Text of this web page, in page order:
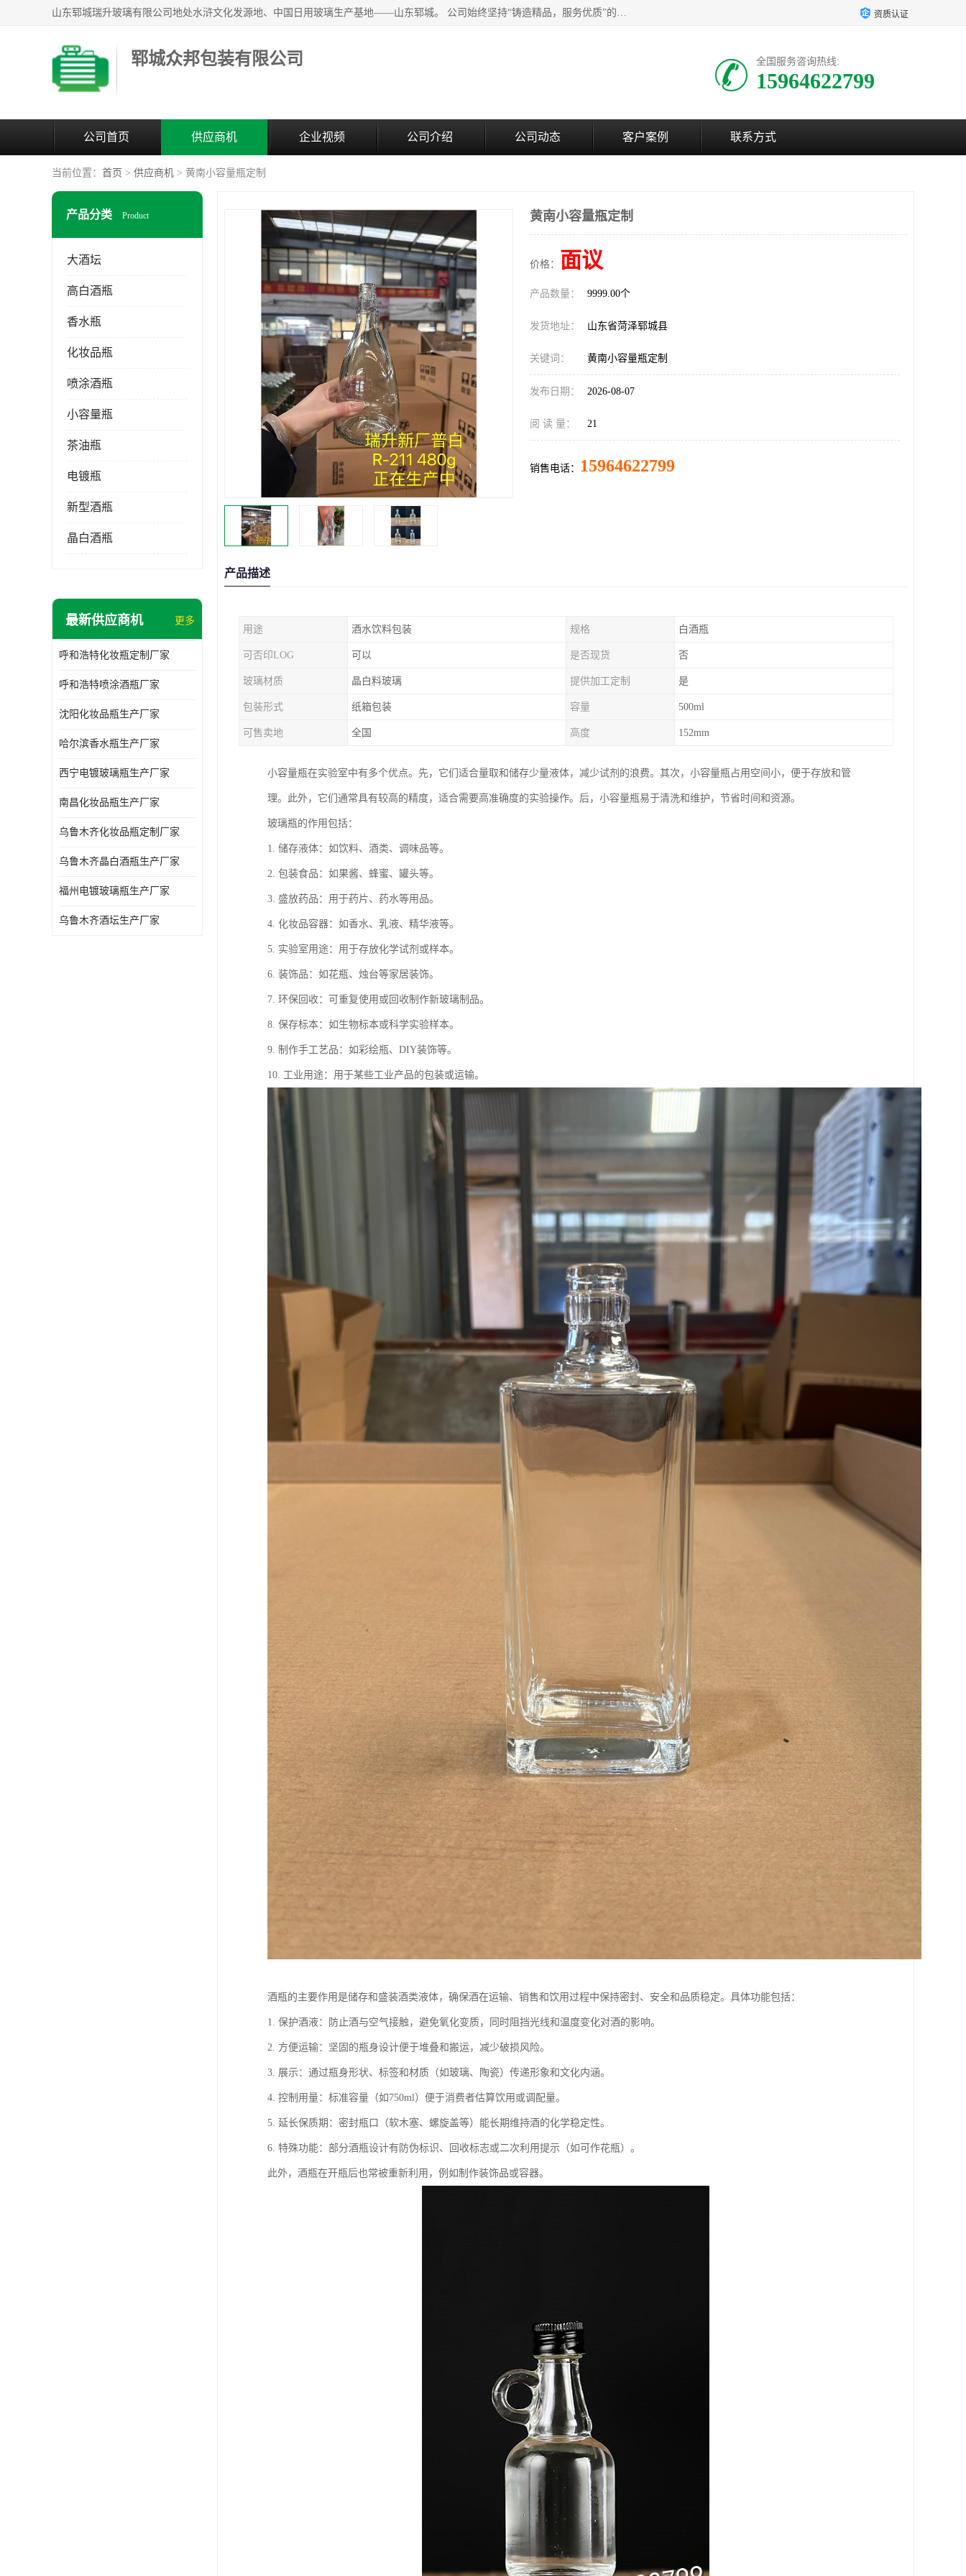
山东郓城瑞升玻璃有限公司地处水浒文化发源地、中国日用玻璃生产基地——山东郓城。 公司始终坚持“铸造精品，服务优质”的经营理念，斥资8000多万元引进国内先进的水晶料手工瓶生产线6条，晶白料8S机生产线8条，并引进人工挑料生产异型瓶和水晶玻璃瓶盖生产线。 资质认证
郓城众邦包装有限公司 全国服务咨询热线:
15964622799
公司首页 供应商机 企业视频 公司介绍 公司动态 客户案例 联系方式
当前位置： 首页 > 供应商机 > 黄南小容量瓶定制
产品分类 Product
大酒坛
高白酒瓶
香水瓶
化妆品瓶
喷涂酒瓶
小容量瓶
茶油瓶
电镀瓶
新型酒瓶
晶白酒瓶
最新供应商机 更多
呼和浩特化妆瓶定制厂家
呼和浩特喷涂酒瓶厂家
沈阳化妆品瓶生产厂家
哈尔滨香水瓶生产厂家
西宁电镀玻璃瓶生产厂家
南昌化妆品瓶生产厂家
乌鲁木齐化妆品瓶定制厂家
乌鲁木齐晶白酒瓶生产厂家
福州电镀玻璃瓶生产厂家
乌鲁木齐酒坛生产厂家
黄南小容量瓶定制
价格： 面议
产品数量： 9999.00个
发货地址： 山东省菏泽郓城县
关键词： 黄南小容量瓶定制
发布日期： 2026-08-07
阅 读 量： 21
销售电话： 15964622799
产品描述
用途 酒水饮料包装 规格 白酒瓶
可否印LOG 可以 是否现货 否
玻璃材质 晶白料玻璃 提供加工定制 是
包装形式 纸箱包装 容量 500ml
可售卖地 全国 高度 152mm
小容量瓶在实验室中有多个优点。先，它们适合量取和储存少量液体，减少试剂的浪费。其次，小容量瓶占用空间小，便于存放和管
理。此外，它们通常具有较高的精度，适合需要高准确度的实验操作。后，小容量瓶易于清洗和维护，节省时间和资源。
玻璃瓶的作用包括：
1. 储存液体：如饮料、酒类、调味品等。
2. 包装食品：如果酱、蜂蜜、罐头等。
3. 盛放药品：用于药片、药水等用品。
4. 化妆品容器：如香水、乳液、精华液等。
5. 实验室用途：用于存放化学试剂或样本。
6. 装饰品：如花瓶、烛台等家居装饰。
7. 环保回收：可重复使用或回收制作新玻璃制品。
8. 保存标本：如生物标本或科学实验样本。
9. 制作手工艺品：如彩绘瓶、DIY装饰等。
10. 工业用途：用于某些工业产品的包装或运输。
酒瓶的主要作用是储存和盛装酒类液体，确保酒在运输、销售和饮用过程中保持密封、安全和品质稳定。具体功能包括：
1. 保护酒液：防止酒与空气接触，避免氧化变质，同时阻挡光线和温度变化对酒的影响。
2. 方便运输：坚固的瓶身设计便于堆叠和搬运，减少破损风险。
3. 展示：通过瓶身形状、标签和材质（如玻璃、陶瓷）传递形象和文化内涵。
4. 控制用量：标准容量（如750ml）便于消费者估算饮用或调配量。
5. 延长保质期：密封瓶口（软木塞、螺旋盖等）能长期维持酒的化学稳定性。
6. 特殊功能：部分酒瓶设计有防伪标识、回收标志或二次利用提示（如可作花瓶）。
此外，酒瓶在开瓶后也常被重新利用，例如制作装饰品或容器。